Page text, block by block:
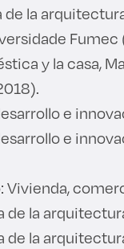
la
y la casa,
e
e
Vivienda,
de la
de la